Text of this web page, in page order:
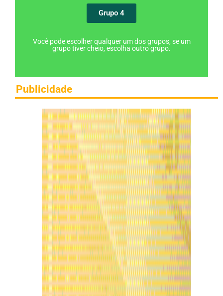
Grupo 4
Você pode escolher qualquer um dos grupos, se um
grupo tiver cheio, escolha outro grupo.
Publicidade